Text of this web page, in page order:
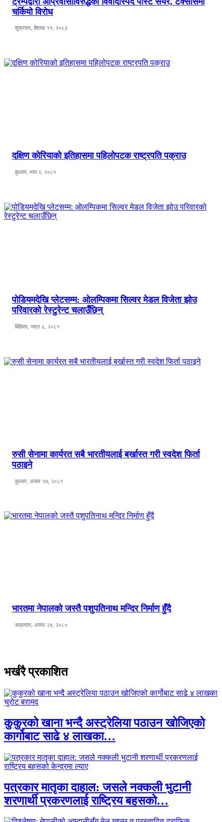
चर्कियो विरोध
शुक्रवार, बैशाख ११, २०८३
दक्षिण कोरियाको इतिहासमा पहिलोपटक राष्ट्रपति पक्राउ
बुधवार, माघ २, २०८१
पोडियमदेखि प्लेटसम्म: ओलम्पिकमा सिल्वर मेडल विजेता झोउ
परिवारको रेस्टुरेन्ट चलाउँछिन्
बिहिवार, भाद्र ६, २०८१
रुसी सेनामा कार्यरत सबै भारतीयलाई बर्खास्त गरी स्वदेश फिर्ता
पठाइने
बुधवार, असार २७, २०८१
भारतमा नेपालको जस्तै पशुपतिनाथ मन्दिर निर्माण हुँदै
आइतवार, असार २४, २०८०
भर्खरै प्रकाशित
कुकुरको खाना भन्दै अस्ट्रेलिया पठाउन खोजिएको
कार्गोबाट साढे ४ लाखका…
पत्रकार मातृका दाहाल: जसले नक्कली भुटानी
शरणार्थी प्रकरणलाई राष्ट्रिय बहसको…